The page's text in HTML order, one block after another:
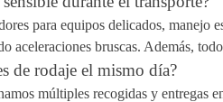
para equipos delicados,
aceleraciones bruscas. Además,
de rodaje el mismo día?
múltiples recogidas y